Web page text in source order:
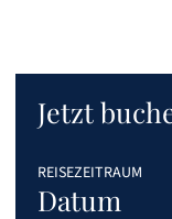
und Restaurants
an die